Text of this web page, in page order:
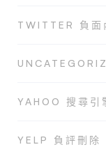
TWITTER 負面
YAHOO 搜尋引
YELP 負評刪除